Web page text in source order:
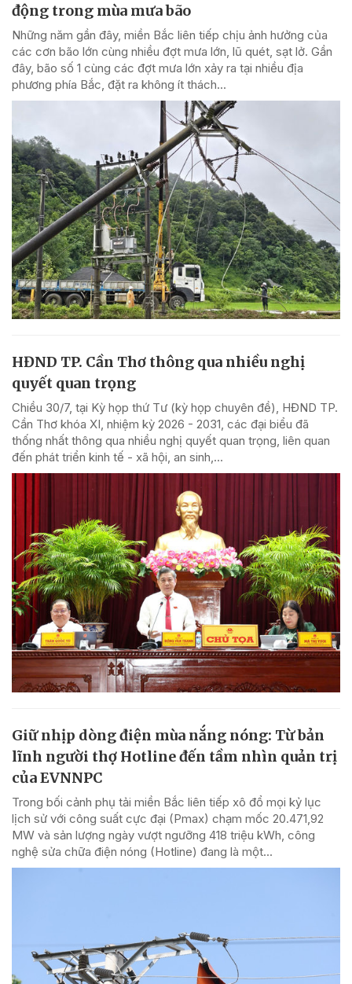
động trong mùa mưa bão
Những năm gần đây, miền Bắc liên tiếp chịu ảnh hưởng của
các cơn bão lớn cùng nhiều đợt mưa lớn, lũ quét, sạt lở. Gần
đây, bão số 1 cùng các đợt mưa lớn xảy ra tại nhiều địa
phương phía Bắc, đặt ra không ít thách...
HĐND TP. Cần Thơ thông qua nhiều nghị
quyết quan trọng
Chiều 30/7, tại Kỳ họp thứ Tư (kỳ họp chuyên đề), HĐND TP.
Cần Thơ khóa XI, nhiệm kỳ 2026 - 2031, các đại biểu đã
thống nhất thông qua nhiều nghị quyết quan trọng, liên quan
đến phát triển kinh tế - xã hội, an sinh,...
Giữ nhịp dòng điện mùa nắng nóng: Từ bản
lĩnh người thợ Hotline đến tầm nhìn quản trị
của EVNNPC
Trong bối cảnh phụ tải miền Bắc liên tiếp xô đổ mọi kỷ lục
lịch sử với công suất cực đại (Pmax) chạm mốc 20.471,92
MW và sản lượng ngày vượt ngưỡng 418 triệu kWh, công
nghệ sửa chữa điện nóng (Hotline) đang là một...